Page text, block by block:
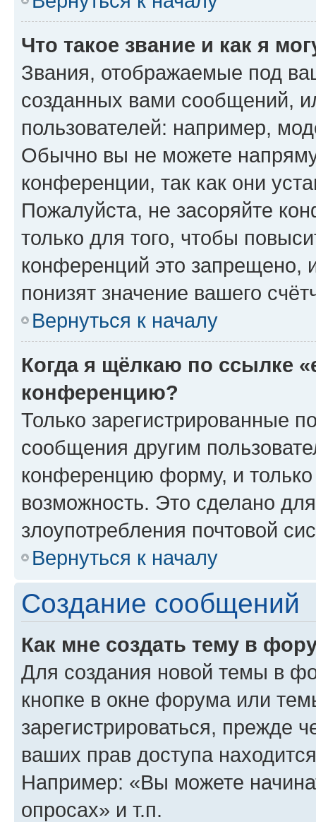
Что такое звание и как я
Звания, отображаемые под
созданных вами сообщений,
пользователей: например,
Обычно вы не можете
конференции, так как они
Пожалуйста, не засоряйте
только для того, чтобы
конференций это запрещено,
понизят значение вашего
Вернуться к началу
Когда я щёлкаю по ссылке
конференцию?
Только зарегистрированные
сообщения другим
конференцию форму, и
возможность. Это сделано
злоупотребления почтовой
Вернуться к началу
Создание сообщений
Как мне создать тему в
Для создания новой темы в
кнопке в окне форума или
зарегистрироваться, прежде
ваших прав доступа
Например: «Вы можете
опросах» и т.п.